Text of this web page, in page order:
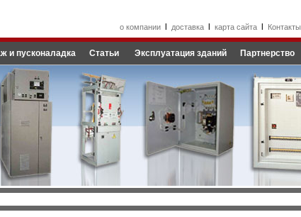
о компанииl доставкаl карта сайтаl Контакты
и пусконаладка Статьи Эксплуатация зданий Партнерство